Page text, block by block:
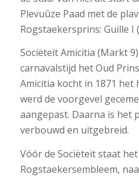
Plevuûze Paad met de
Rogstaekersprins: Guille I
Sociëteit Amicitia (Markt
carnavalstijd het Oud
Amicitia kocht in 1871 het
werd de voorgevel
aangepast. Daarna is het
verbouwd en uitgebreid.
Vóór de Sociëteit staat het
Rogstaekersembleem,